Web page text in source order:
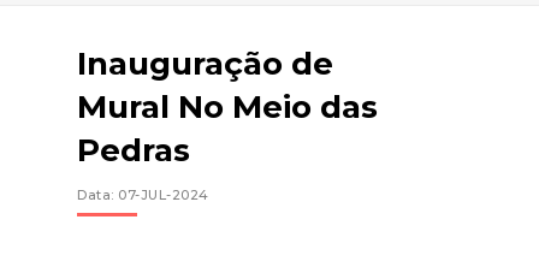
Inauguração de
Mural No Meio das
Pedras
Data: 07-JUL-2024